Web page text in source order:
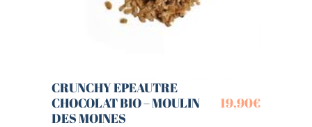
CRUNCHY EPEAUTRE
CHOCOLAT BIO – MOULIN
DES MOINES
19,90€